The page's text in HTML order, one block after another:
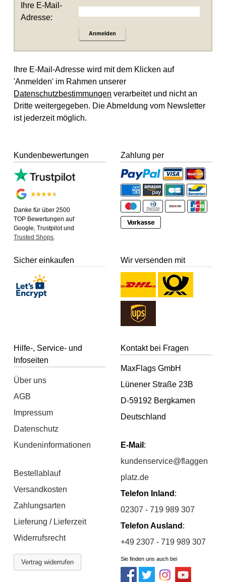
Ihre E-Mail-
Adresse:
Anmelden
Ihre E-Mail-Adresse wird mit dem Klicken auf
'Anmelden' im Rahmen unserer
Datenschutzbestimmungen verarbeitet und nicht an
Dritte weitergegeben. Die Abmeldung vom Newsletter
ist jederzeit möglich.
Kundenbewertungen
Danke für über 2500
TOP Bewertungen auf
Google, Trustpilot und
Trusted Shops
Zahlung per
Sicher einkaufen Wir versenden mit
Hilfe-, Service- und
Infoseiten
Über uns
AGB
Impressum
Datenschutz
Kundeninformationen
Bestellablauf
Versandkosten
Zahlungsarten
Lieferung / Lieferzeit
Widerrufsrecht
Vertrag widerrufen
Kontakt bei Fragen
MaxFlags GmbH
Lünener Straße 23B
D-59192 Bergkamen
Deutschland
E-Mail :
kundenservice@flaggen
platz.de
Telefon Inland :
02307 - 719 989 307
Telefon Ausland :
+49 2307 - 719 989 307
Sie finden uns auch bei